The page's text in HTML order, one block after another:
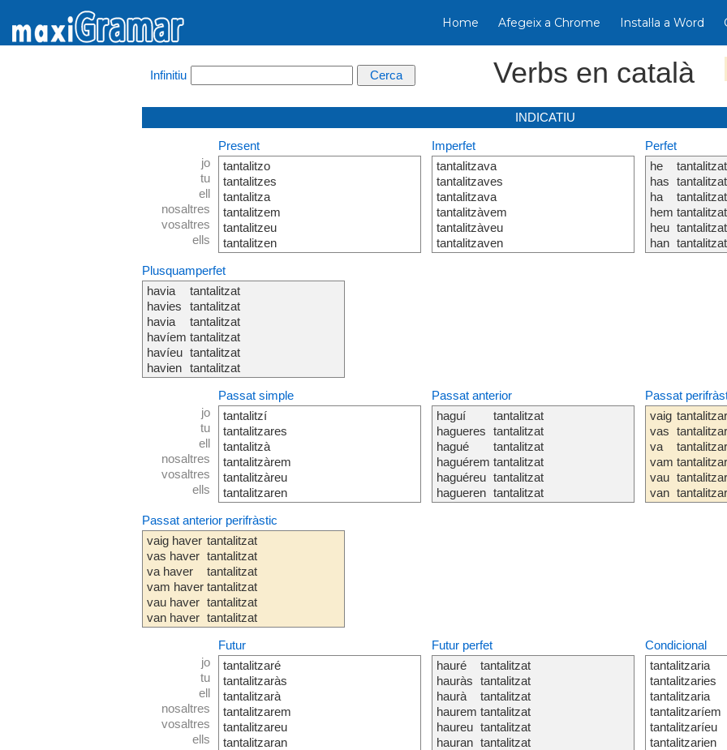
Home Afegeix a Chrome Instal·la a Word
Infinitiu Verbs en català
INDICATIU
jo
tu
ell
nosaltres
vosaltres
ells
Present
tantalitzo
tantalitzes
tantalitza
tantalitzem
tantalitzeu
tantalitzen
Imperfet
tantalitzava
tantalitzaves
tantalitzava
tantalitzàvem
tantalitzàveu
tantalitzaven
Perfet
he
has
ha
hem
heu
han
tantalitzat
tantalitzat
tantalitzat
tantalitzat
tantalitzat
tantalitzat
Plusquamperfet
havia
havies
havia
havíem
havíeu
havien
tantalitzat
tantalitzat
tantalitzat
tantalitzat
tantalitzat
tantalitzat
jo
tu
ell
nosaltres
vosaltres
ells
Passat simple
tantalitzí
tantalitzares
tantalitzà
tantalitzàrem
tantalitzàreu
tantalitzaren
Passat anterior
haguí
hagueres
hagué
haguérem
haguéreu
hagueren
tantalitzat
tantalitzat
tantalitzat
tantalitzat
tantalitzat
tantalitzat
Passat
vaig
vas
va
vam
vau
van
tantalitzar
tantalitzar
tantalitzar
tantalitzar
tantalitzar
tantalitzar
Passat anterior perifràstic
vaig haver
vas haver
va haver
vam haver
vau haver
van haver
tantalitzat
tantalitzat
tantalitzat
tantalitzat
tantalitzat
tantalitzat
jo
tu
ell
nosaltres
vosaltres
ells
Futur
tantalitzaré
tantalitzaràs
tantalitzarà
tantalitzarem
tantalitzareu
tantalitzaran
Futur perfet
hauré
hauràs
haurà
haurem
haureu
hauran
tantalitzat
tantalitzat
tantalitzat
tantalitzat
tantalitzat
tantalitzat
Condicional
tantalitzaria
tantalitzaries
tantalitzaria
tantalitzaríem
tantalitzaríeu
tantalitzarien